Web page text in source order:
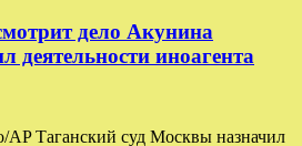
дело Акунина
деятельности иноагента
AP Таганский суд Москвы назначил